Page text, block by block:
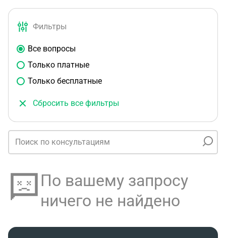
Фильтры
Все вопросы
Только платные
Только бесплатные
Сбросить все фильтры
По вашему запросу
ничего не найдено